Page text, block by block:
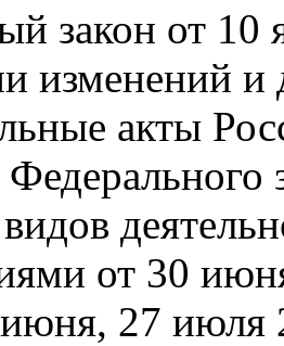
закон от
изменений и
акты
от 30
27 июля